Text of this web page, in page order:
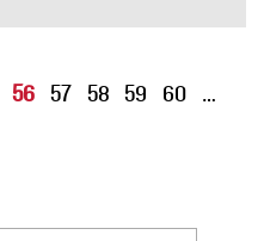
56 57 58 59 60 …